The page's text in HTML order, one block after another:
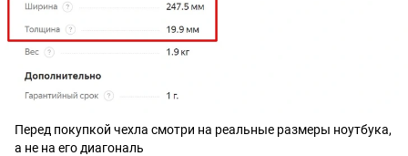
Перед покупкой чехла смотри на реальные размеры ноутбука,
а не на его диагональ